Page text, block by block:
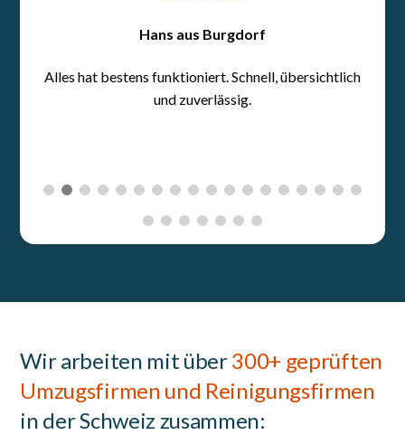
Wir arbeiten mit über300+ geprüften
Umzugsfirmen und Reinigungsfirmen
in der Schweiz zusammen: